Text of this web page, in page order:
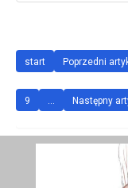
start Poprzedni
9 Następny